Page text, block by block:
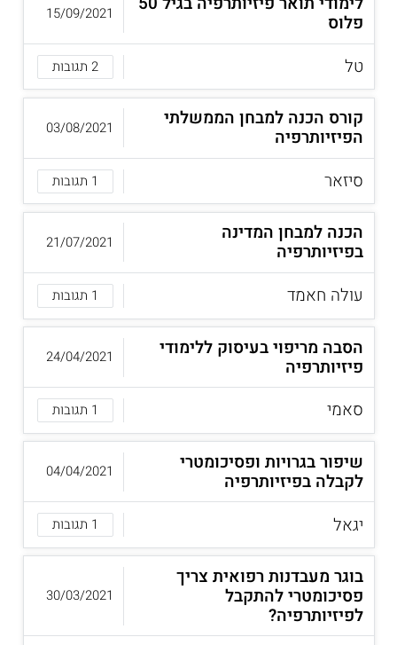
פלוס
טל
2 תגובות
15/09/2021
קורס הכנה למבחן הממשלתי
הפיזיותרפיה
סיזאר
1 תגובות
03/08/2021
הכנה למבחן המדינה
בפיזיותרפיה
עולה חאמד
1 תגובות
21/07/2021
הסבה מריפוי בעיסוק ללימודי
פיזיותרפיה
סאמי
1 תגובות
24/04/2021
שיפור בגרויות ופסיכומטרי
לקבלה בפיזיותרפיה
יגאל
1 תגובות
04/04/2021
בוגר מעבדנות רפואית צריך
פסיכומטרי להתקבל
לפיזיותרפיה?
30/03/2021